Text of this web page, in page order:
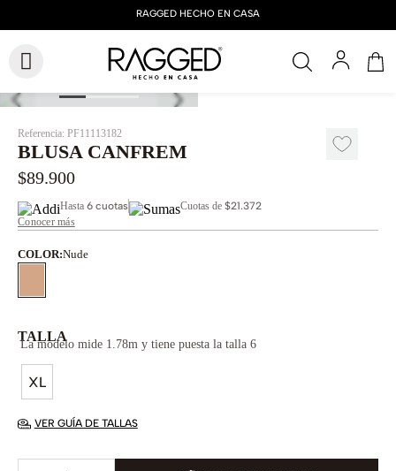
Referencia: PF11113182
BLUSA CANFREM
$89.900
Hasta 6 cuotas Cuotas de $21.372
Conocer más
COLOR:Nude
TALLA
XL
La modelo mide 1.78m y tiene puesta la talla 6
VER GUÍA DE TALLAS